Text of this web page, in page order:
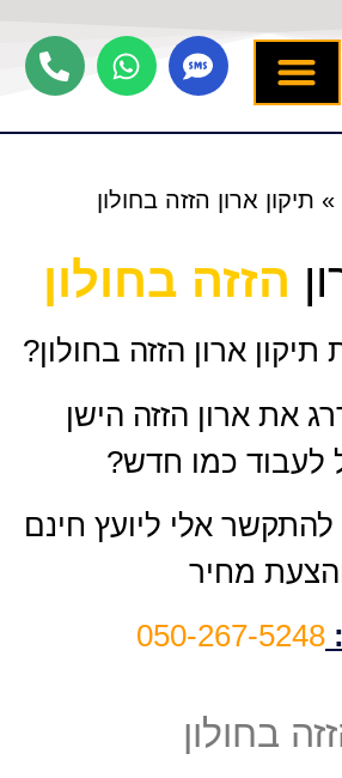
» תיקון ארון הזזה בחולון
הזזה בחולון
תיקון ארון הזזה בחולון?
את ארון הזזה הישן
לעבוד כמו חדש?
אלי ליועץ חינם
מחיר
050-267-5248
בחולון